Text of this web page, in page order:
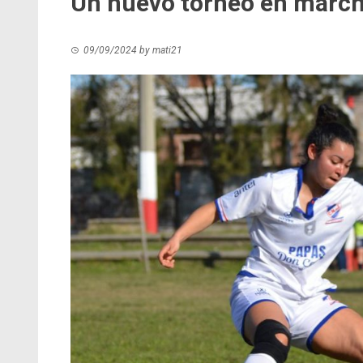
09/09/2024 by mati21